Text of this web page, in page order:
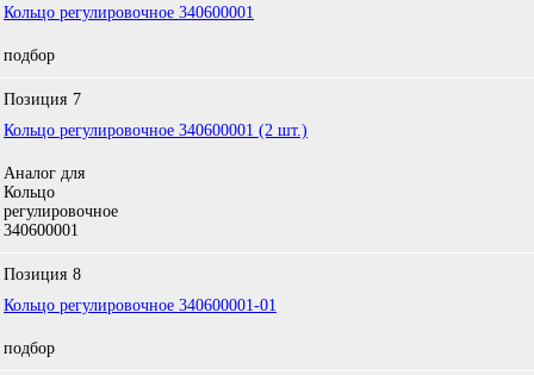
Кольцо регулировочное 340600001
подбор
Позиция 7
Кольцо регулировочное 340600001 (2 шт.)
Аналог для
Кольцо
регулировочное
340600001
Позиция 8
Кольцо регулировочное 340600001-01
подбор